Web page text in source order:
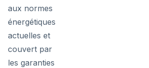
aux normes
énergétiques
actuelles et
couvert par
les garanties